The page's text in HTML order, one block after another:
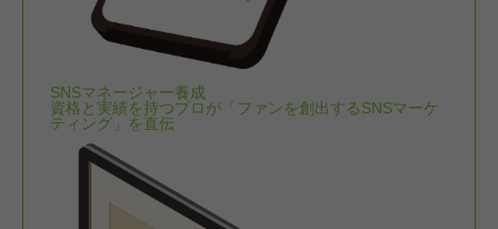
SNSマネージャー養成
資格と実績を持つプロが「ファンを創出するSNSマーケ
ティング」を直伝